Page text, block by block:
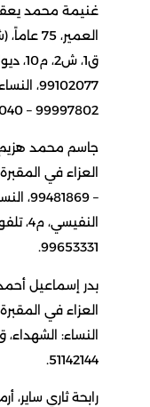
غنيمة محمد
العمير، 75
99997802 – 90944040.
99653331.
51142144.